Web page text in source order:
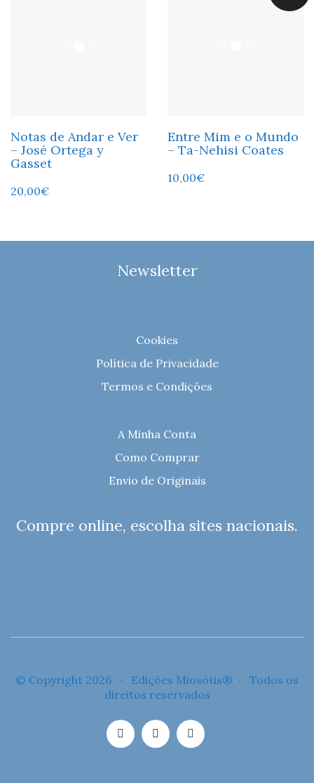
Notas de Andar e Ver
– José Ortega y
Gasset
20,00€
Entre Mim e o Mundo
– Ta-Nehisi Coates
10,00€
Newsletter
Cookies
Política de Privacidade
Termos e Condições
A Minha Conta
Como Comprar
Envio de Originais
Compre online, escolha sites nacionais.
© Copyright 2026 · Edições Miosótis® · Todos os
direitos reservados